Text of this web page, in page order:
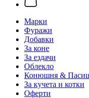
Марки
Фуражи
Добавки
За коне
За ездачи
Облекло
Конюшня &
За кучета и котки
Оферти